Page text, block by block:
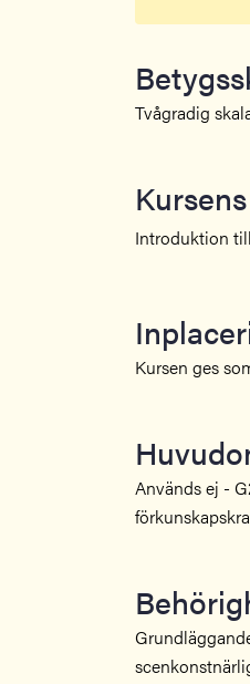
Tvågradig
Introduktion
Kursen ges
Används ej -